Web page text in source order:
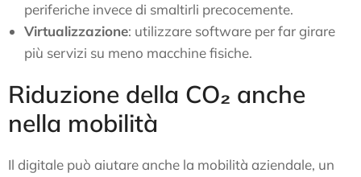
periferiche invece di smaltirli precocemente.
Virtualizzazione: utilizzare software per far girare
più servizi su meno macchine fisiche.
Riduzione della CO₂ anche
nella mobilità
Il digitale può aiutare anche la mobilità aziendale, un